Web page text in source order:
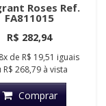
Roses Ref.
FA811015
R$ 282,94
de R$ 19,51 iguais
R$ 268,79 à vista
Comprar